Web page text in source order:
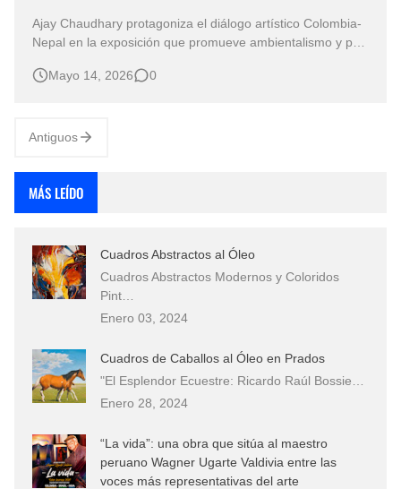
Ajay Chaudhary protagoniza el diálogo artístico Colombia-
Nepal en la exposición que promueve ambientalismo y paz
acrílico sobre una atmósfera azul y sombría, se convierte
Mayo 14, 2026 0
Antiguos
MÁS LEÍDO
Cuadros Abstractos al Óleo
Cuadros Abstractos Modernos y Coloridos
Pint…
Enero 03, 2024
Cuadros de Caballos al Óleo en Prados
"El Esplendor Ecuestre: Ricardo Raúl Bossie…
Enero 28, 2024
“La vida”: una obra que sitúa al maestro
peruano Wagner Ugarte Valdivia entre las
voces más representativas del arte